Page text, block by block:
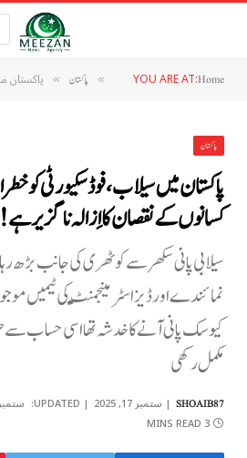
YOU ARE AT:Home
» پاکستان » پاکستان میں سیلاب،
پاکستان
پاکستان میں سیلاب، فوڈ سکیورٹی کو
کسانوں کے نقصان کا اِزالہ ناگزیر ہے!
سیلابی پانی سکھر سے کوٹھری کی جانب بڑھ
کیوسک پانی آنے کا خدشہ تھا اسی حساب
مکمل رکھی
SHOAIB87 ستمبر 17, 2025 UPDATED: ستمبر 17,
3 MINS READ